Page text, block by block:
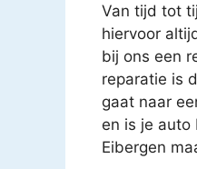
Van tijd tot
hiervoor
bij ons een
reparatie is
gaat naar
en is je auto
Eibergen